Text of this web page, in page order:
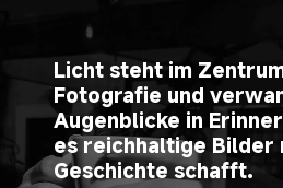
Licht steht im
Fotografie und
Augenblicke in
es reichhaltige Bilder
Geschichte schafft.